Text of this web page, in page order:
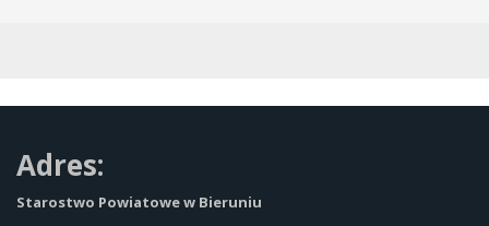
Adres:
Starostwo Powiatowe w Bieruniu